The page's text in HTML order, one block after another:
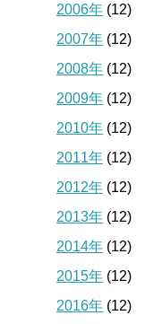
2006年 (12)
2007年 (12)
2008年 (12)
2009年 (12)
2010年 (12)
2011年 (12)
2012年 (12)
2013年 (12)
2014年 (12)
2015年 (12)
2016年 (12)